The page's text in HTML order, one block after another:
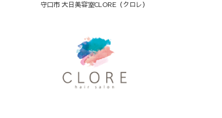
守口市 大日美容室CLORE（クロレ）